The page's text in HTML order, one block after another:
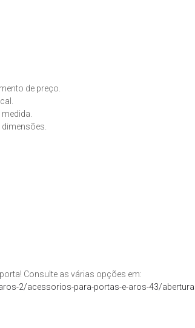
de preço.
Consulte as várias opções em:
2/acessorios-para-portas-e-aros-43/